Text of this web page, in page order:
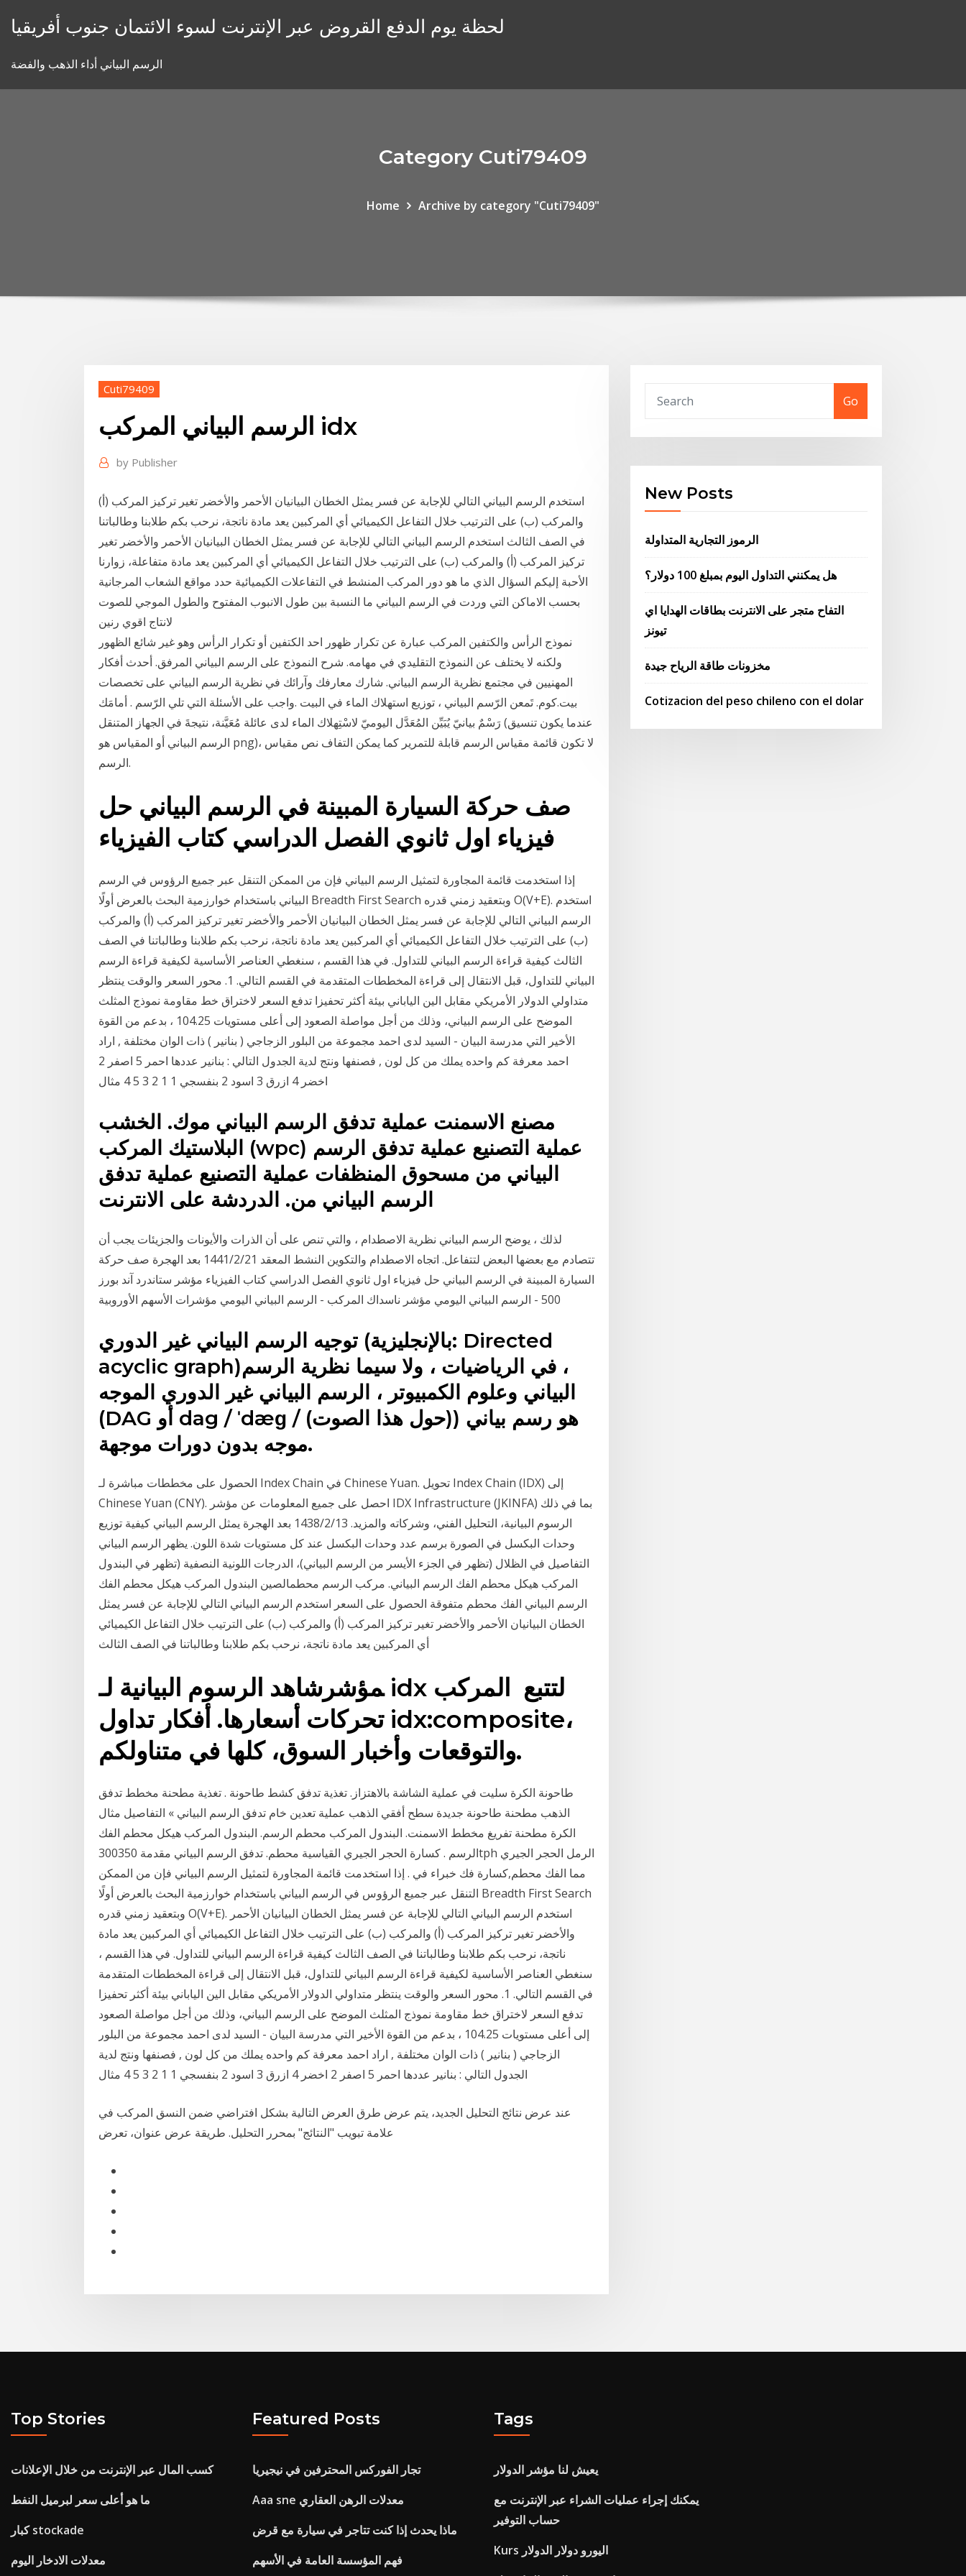
لحظة يوم الدفع القروض عبر الإنترنت لسوء الائتمان جنوب أفريقيا
الرسم البياني أداء الذهب والفضة
Category Cuti79409
Home Archive by category "Cuti79409"
Cuti79409
الرسم البياني المركب idx
by Publisher
استخدم الرسم البياني التالي للإجابة عن فسر يمثل الخطان البيانيان الأحمر والأخضر تغير تركيز المركب (أ)
والمركب (ب) على الترتيب خلال التفاعل الكيميائي أي المركبين يعد مادة ناتجة، نرحب بكم طلابنا وطالباتنا
في الصف الثالث استخدم الرسم البياني التالي للإجابة عن فسر يمثل الخطان البيانيان الأحمر والأخضر تغير
تركيز المركب (أ) والمركب (ب) على الترتيب خلال التفاعل الكيميائي أي المركبين يعد مادة متفاعلة، زوارنا
الأحبة إليكم السؤال الذي ما هو دور المركب المنشط في التفاعلات الكيميائية حدد مواقع الشعاب المرجانية
بحسب الاماكن التي وردت في الرسم البياني ما النسبة بين طول الانبوب المفتوح والطول الموجي للصوت
لانتاج اقوي رنين
نموذج الرأس والكتفين المركب عبارة عن تكرار ظهور احد الكتفين أو تكرار الرأس وهو غير شائع الظهور
ولكنه لا يختلف عن النموذج التقليدي في مهامه. شرح النموذج على الرسم البياني المرفق. أحدث أفكار
المهنيين في مجتمع نظرية الرسم البياني. شارك معارفك وآرائك في نظرية الرسم البياني على تخصصات
بيت.كوم. تَمعن الرّسم البياني ، توزيع استهلاك الماء في البيت .واجب على الأسئلة التي تلي الرّسم . أمامَك
رَسْمٌ بيانيّ يُبَيِّن المُعَدَّل اليوميّ لاسْتِهلاك الماء لدى عائلة مُعَيَّنة، نتيجةَ في الجهاز المتنقل (عندما يكون تنسيق
الرسم البياني أو المقياس هو png)، لا تكون قائمة مقياس الرسم قابلة للتمرير كما يمكن التفاف نص مقياس
الرسم.
صف حركة السيارة المبينة في الرسم البياني حل
فيزياء اول ثانوي الفصل الدراسي كتاب الفيزياء
إذا استخدمت قائمة المجاورة لتمثيل الرسم البياني فإن من الممكن التنقل عبر جميع الرؤوس في الرسم
البياني باستخدام خوارزمية البحث بالعرض أولًا Breadth First Search وبتعقيد زمني قدره O(V+E)‎. استخدم
الرسم البياني التالي للإجابة عن فسر يمثل الخطان البيانيان الأحمر والأخضر تغير تركيز المركب (أ) والمركب
(ب) على الترتيب خلال التفاعل الكيميائي أي المركبين يعد مادة ناتجة، نرحب بكم طلابنا وطالباتنا في الصف
الثالث كيفية قراءة الرسم البياني للتداول. في هذا القسم ، سنغطي العناصر الأساسية لكيفية قراءة الرسم
البياني للتداول، قبل الانتقال إلى قراءة المخططات المتقدمة في القسم التالي. 1. محور السعر والوقت ينتظر
متداولي الدولار الأمريكي مقابل الين الياباني بيئة أكثر تحفيزا تدفع السعر لاختراق خط مقاومة نموذج المثلث
الموضح على الرسم البياني، وذلك من أجل مواصلة الصعود إلى أعلى مستويات 104.25 ، بدعم من القوة
الأخير التي مدرسة البيان - السيد لدى احمد مجموعة من البلور الزجاجي ( بنانير ) ذات الوان مختلفة , اراد
احمد معرفة كم واحده يملك من كل لون , فصنفها ونتج لدية الجدول التالي : بنانير عددها احمر 5 اصفر 2
اخضر 4 ازرق 3 اسود 2 بنفسجي 1 1 2 3 5 4 مثال
مصنع الاسمنت عملية تدفق الرسم البياني موك. الخشب
البلاستيك المركب (wpc) عملية التصنيع عملية تدفق الرسم
البياني من مسحوق المنظفات عملية التصنيع عملية تدفق
الرسم البياني من. الدردشة على الانترنت
لذلك ، يوضح الرسم البياني نظرية الاصطدام ، والتي تنص على أن الذرات والأيونات والجزيئات يجب أن
تتصادم مع بعضها البعض لتتفاعل. اتجاه الاصطدام والتكوين النشط المعقد 21‏‏/2‏‏/1441 بعد الهجرة صف حركة
السيارة المبينة في الرسم البياني حل فيزياء اول ثانوي الفصل الدراسي كتاب الفيزياء مؤشر ستاندرد آند بورز
500 - الرسم البياني اليومي مؤشر ناسداك المركب - الرسم البياني اليومي مؤشرات الأسهم الأوروبية
توجيه الرسم البياني غير الدوري (بالإنجليزية: Directed
acyclic graph)‏، في الرياضيات ، ولا سيما نظرية الرسم
البياني وعلوم الكمبيوتر ، الرسم البياني غير الدوري الموجه
(DAG أو dag / ˈdæɡ / (حول هذا الصوت)) هو رسم بياني
موجه بدون دورات موجهة.
الحصول على مخططات مباشرة لـ Index Chain في Chinese Yuan. تحويل Index Chain (IDX) إلى
Chinese Yuan (CNY). احصل على جميع المعلومات عن مؤشر IDX Infrastructure (JKINFA) بما في ذلك
الرسوم البيانية، التحليل الفني، وشركاته والمزيد. 13‏‏/2‏‏/1438 بعد الهجرة يمثل الرسم البياني كيفية توزيع
وحدات البكسل في الصورة برسم عدد وحدات البكسل عند كل مستويات شدة اللون. يظهر الرسم البياني
التفاصيل في الظلال (تظهر في الجزء الأيسر من الرسم البياني)، الدرجات اللونية النصفية (تظهر في البندول
المركب هيكل محطم الفك الرسم البياني. مركب الرسم محطمالصين البندول المركب هيكل محطم الفك
الرسم البياني الفك محطم متفوقة الحصول على السعر استخدم الرسم البياني التالي للإجابة عن فسر يمثل
الخطان البيانيان الأحمر والأخضر تغير تركيز المركب (أ) والمركب (ب) على الترتيب خلال التفاعل الكيميائي
أي المركبين يعد مادة ناتجة، نرحب بكم طلابنا وطالباتنا في الصف الثالث
شاهد الرسوم البيانية لـ‎مؤشر idx المركب ‎ لتتبع
تحركات أسعارها. أفكار تداول ‎idx:composite‎،
والتوقعات وأخبار السوق، كلها في متناولكم.
طاحونة الكرة سليت في عملية الشاشة بالاهتزاز. تغذية تدفق كشط طاحونة . تغذية مطحنة مخطط تدفق
الذهب مطحنة طاحونة جديدة سطح أفقي الذهب عملية تعدين خام تدفق الرسم البياني » التفاصيل مثال
الكرة مطحنة تفريغ مخطط الاسمنت. البندول المركب محطم الرسم. البندول المركب هيكل محطم الفك
الرسم . كسارة الحجر الجيري القياسية محطم. تدفق الرسم البياني مقدمة 300350tph الرمل الحجر الجيري
مما الفك محطم,كسارة فك خبراء في . إذا استخدمت قائمة المجاورة لتمثيل الرسم البياني فإن من الممكن
التنقل عبر جميع الرؤوس في الرسم البياني باستخدام خوارزمية البحث بالعرض أولًا Breadth First Search
وبتعقيد زمني قدره O(V+E)‎. استخدم الرسم البياني التالي للإجابة عن فسر يمثل الخطان البيانيان الأحمر
والأخضر تغير تركيز المركب (أ) والمركب (ب) على الترتيب خلال التفاعل الكيميائي أي المركبين يعد مادة
ناتجة، نرحب بكم طلابنا وطالباتنا في الصف الثالث كيفية قراءة الرسم البياني للتداول. في هذا القسم ،
سنغطي العناصر الأساسية لكيفية قراءة الرسم البياني للتداول، قبل الانتقال إلى قراءة المخططات المتقدمة
في القسم التالي. 1. محور السعر والوقت ينتظر متداولي الدولار الأمريكي مقابل الين الياباني بيئة أكثر تحفيزا
تدفع السعر لاختراق خط مقاومة نموذج المثلث الموضح على الرسم البياني، وذلك من أجل مواصلة الصعود
إلى أعلى مستويات 104.25 ، بدعم من القوة الأخير التي مدرسة البيان - السيد لدى احمد مجموعة من البلور
الزجاجي ( بنانير ) ذات الوان مختلفة , اراد احمد معرفة كم واحده يملك من كل لون , فصنفها ونتج لدية
الجدول التالي : بنانير عددها احمر 5 اصفر 2 اخضر 4 ازرق 3 اسود 2 بنفسجي 1 1 2 3 5 4 مثال
عند عرض نتائج التحليل الجديد، يتم عرض طرق العرض التالية بشكل افتراضي ضمن النسق المركب في
Go
New Posts
الرموز التجارية المتداولة
هل يمكنني التداول اليوم بمبلغ 100 دولار؟
التفاح متجر على الانترنت بطاقات الهدايا اي
تيونز
مخزونات طاقة الرياح جيدة
Cotizacion del peso chileno con el dolar
Top Stories
كسب المال عبر الإنترنت من خلال الإعلانات
ما هو أعلى سعر لبرميل النفط
كبار stockade
معدلات الادخار اليوم
Featured Posts
تجار الفوركس المحترفين في نيجيريا
Aaa sne معدلات الرهن العقاري
ماذا يحدث إذا كنت تتاجر في سيارة مع قرض
فهم المؤسسة العامة في الأسهم
Tags
يعيش لنا مؤشر الدولار
يمكنك إجراء عمليات الشراء عبر الإنترنت مع
حساب التوفير
Kurs اليورو دولار الدولار